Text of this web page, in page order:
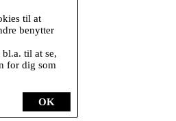
OK
til at
benytter
til at se,
for dig som